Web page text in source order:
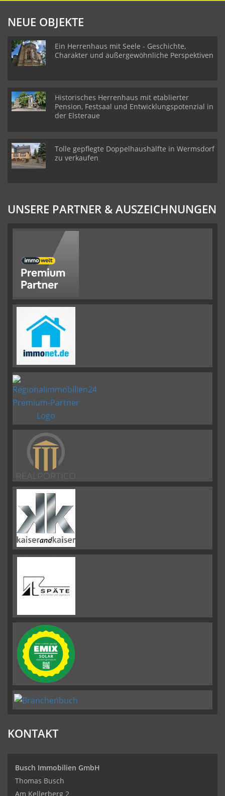
NEUE OBJEKTE
Ein Herrenhaus mit Seele - Geschichte,
Charakter und außergewöhnliche Perspektiven
Historisches Herrenhaus mit etablierter
Pension, Festsaal und Entwicklungspotenzial in
der Elsteraue
Tolle gepflegte Doppelhaushälfte in Wermsdorf
zu verkaufen
UNSERE PARTNER & AUSZEICHNUNGEN
KONTAKT
Busch Immobilien GmbH
Thomas Busch
Am Kellerberg 2